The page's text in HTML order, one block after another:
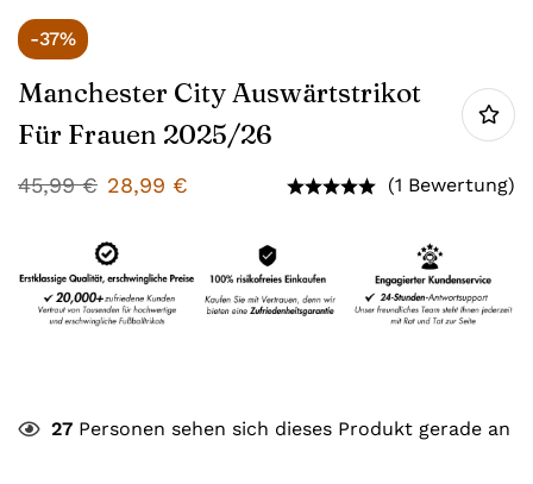
-37%
Manchester City Auswärtstrikot
Für Frauen 2025/26
45,99€ 28,99 € (1 Bewertung)
27 Personen sehen sich dieses Produkt gerade an